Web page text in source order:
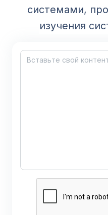
системами,
изучения